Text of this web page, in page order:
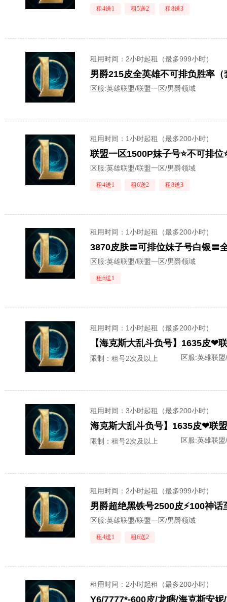
租4送1 租5送2 租8送3
租用时间 ：2小时起租（最多999小时）
男爵215皮全英雄不可排负胜率（
区服:英雄联盟/联盟一区/男爵领域
租用时间 ：1小时起租（最多200小时）
联盟一区1500P妹子号⭐不可排位
区服:英雄联盟/联盟一区/男爵领域
租4送1 租6送2 租8送3
租用时间 ：1小时起租（最多200小时）
区服:英雄联盟/联盟一区/男爵领域
租6送1
租用时间 ：1小时起租（最多200小时）
【海克斯大乱斗负号】1635皮
限制：租号2次及以上 区服:英雄联
租用时间 ：3小时起租（最多200小时）
海克斯大乱斗负号】1635皮❤联
限制：租号2次及以上 区服:英雄联
租用时间 ：2小时起租（最多999小时）
男爵超绝黑铁号2500皮⚡100神话
区服:英雄联盟/联盟一区/男爵领域
租4送1 租6送2
租用时间 ：2小时起租（最多200小时）
Y6/7777*-600皮/龙瞎/海克斯安